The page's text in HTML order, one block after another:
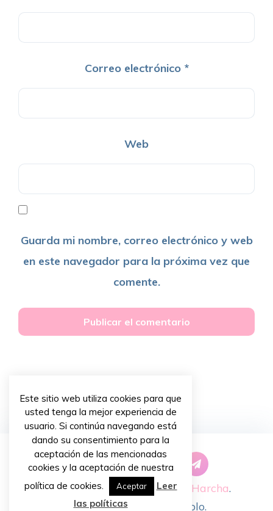
Correo electrónico *
Web
Guarda mi nombre, correo electrónico y web
en este navegador para la próxima vez que
comente.
Copyright © 2026 ~ Priscilla Harcha.
Diseño deChiavassa Pablo.
Este sitio web utiliza cookies para que
usted tenga la mejor experiencia de
usuario. Si continúa navegando está
dando su consentimiento para la
aceptación de las mencionadas
cookies y la aceptación de nuestra
política de cookies.
Aceptar
Leer
las políticas